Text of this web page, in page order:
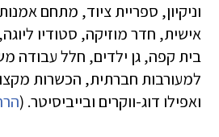
וניקיון, ספריית ציוד, מתחם
אישית, חדר מוזיקה, סטודיו
בית קפה, גן ילדים, חלל עבודה
למעורבות חברתית, הכשרות
ואפילו דוג-ווקרים ובייביסיטר. (